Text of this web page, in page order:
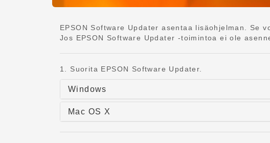
EPSON Software Updater asentaa lisäohjelman. Se
Jos EPSON Software Updater -toimintoa ei ole
1. Suorita EPSON Software Updater.
Windows
Mac OS X